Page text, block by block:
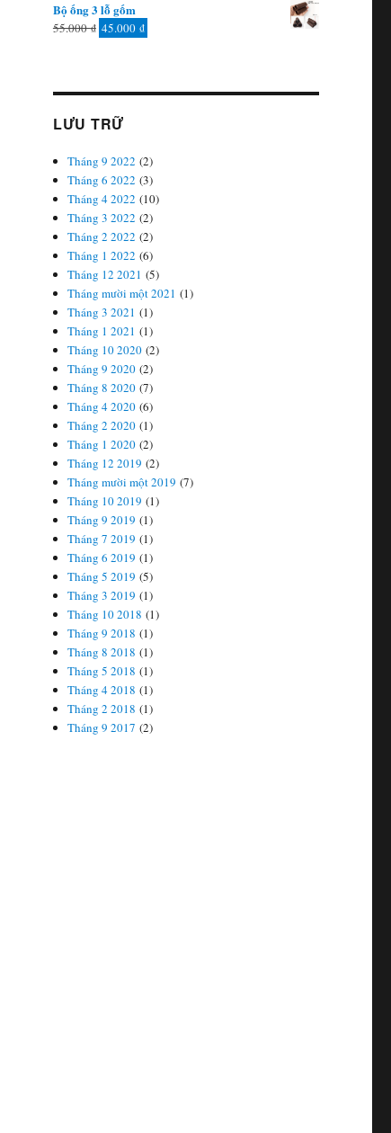
Bộ ống 3 lỗ gốm
55.000₫ Giá
45.000₫
LƯU TRỮ
Tháng 9 2022 (2)
Tháng 6 2022 (3)
Tháng 4 2022 (10)
Tháng 3 2022 (2)
Tháng 2 2022 (2)
Tháng 1 2022 (6)
Tháng 12 2021 (5)
Tháng mười một 2021 (1)
Tháng 3 2021 (1)
Tháng 1 2021 (1)
Tháng 10 2020 (2)
Tháng 9 2020 (2)
Tháng 8 2020 (7)
Tháng 4 2020 (6)
Tháng 2 2020 (1)
Tháng 1 2020 (2)
Tháng 12 2019 (2)
Tháng mười một 2019 (7)
Tháng 10 2019 (1)
Tháng 9 2019 (1)
Tháng 7 2019 (1)
Tháng 6 2019 (1)
Tháng 5 2019 (5)
Tháng 3 2019 (1)
Tháng 10 2018 (1)
Tháng 9 2018 (1)
Tháng 8 2018 (1)
Tháng 5 2018 (1)
Tháng 4 2018 (1)
Tháng 2 2018 (1)
Tháng 9 2017 (2)